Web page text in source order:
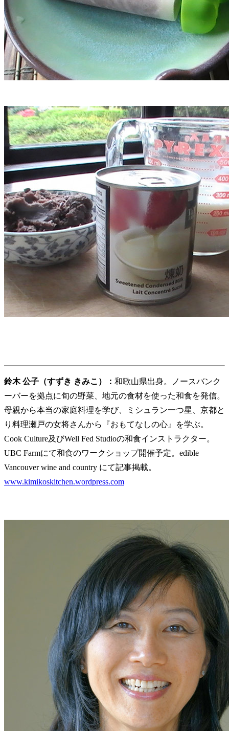
鈴木 公子（すずき きみこ）： 和歌山県出身。ノースバンク
ーバーを拠点に旬の野菜、地元の食材を使った和食を発信。
母親から本当の家庭料理を学び、ミシュラン一つ星、京都と
り料理瀬戸の女将さんから『おもてなしの心』を学ぶ。
Cook Culture及びWell Fed Studioの和食インストラクター。
UBC Farmにて和食のワークショップ開催予定。edible
Vancouver wine and country にて記事掲載。
www.kimikoskitchen.wordpress.com